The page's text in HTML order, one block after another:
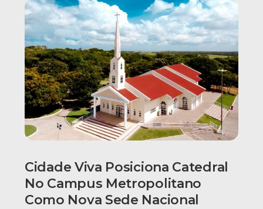
Cidade Viva Posiciona Catedral
No Campus Metropolitano
Como Nova Sede Nacional